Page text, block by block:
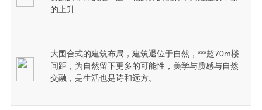
的上升
大围合式的建筑布局，建筑退位于自然，***超70m楼
间距，为自然留下更多的可能性，美学与质感与自然
交融，是生活也是诗和远方。